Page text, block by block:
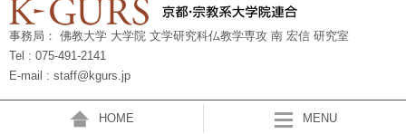
事務局： 佛教大学 大学院 文学研究科仏教学専攻 南 宏信 研究室
Tel : 075-491-2141
E-mail : staff@kgurs.jp
HOME MENU